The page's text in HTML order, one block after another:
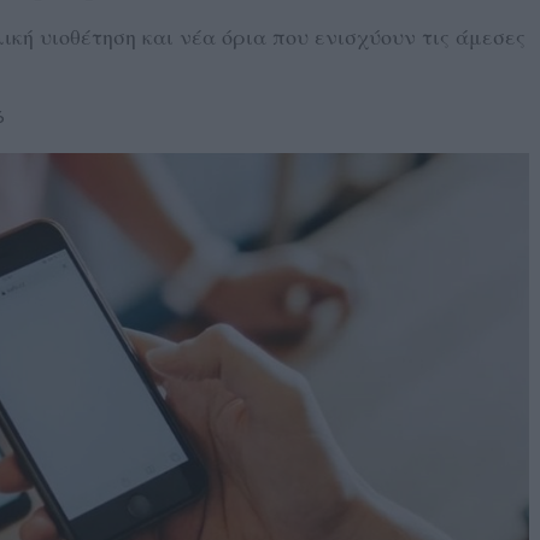
υιοθέτηση και νέα όρια που ενισχύουν τις άμεσες